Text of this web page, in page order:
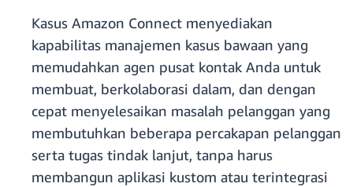
Kasus Amazon Connect menyediakan
kapabilitas manajemen kasus bawaan yang
memudahkan agen pusat kontak Anda untuk
membuat, berkolaborasi dalam, dan dengan
cepat menyelesaikan masalah pelanggan yang
membutuhkan beberapa percakapan pelanggan
serta tugas tindak lanjut, tanpa harus
membangun aplikasi kustom atau terintegrasi